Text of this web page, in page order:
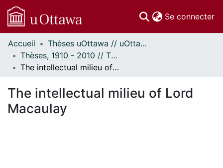
Se connecter
Communautés
et collections
Parcourir
À propos
Accueil
Thèses uOttawa // uOttawa Theses
Thèses, 1910 - 2010 // Theses, 1910 - 2010
The intellectual milieu of Lord Macaulay
The intellectual milieu of Lord
Macaulay